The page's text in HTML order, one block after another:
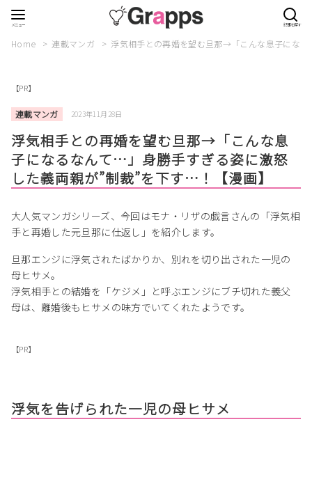
Home 連載マンガ 浮気相手との再婚を望む旦那→「こんな息子にな
【PR】
連載マンガ 2023年11月28日
浮気相手との再婚を望む旦那→「こんな息
子になるなんて…」身勝手すぎる姿に激怒
した義両親が”制裁”を下す…！【漫画】
大人気マンガシリーズ、今回はモナ・リザの戯言さんの「浮気相
手と再婚した元旦那に仕返し」を紹介します。
旦那エンジに浮気されたばかりか、別れを切り出された一児の
母ヒサメ。
浮気相手との結婚を「ケジメ」と呼ぶエンジにブチ切れた義父
母は、離婚後もヒサメの味方でいてくれたようです。
【PR】
浮気を告げられた一児の母ヒサメ